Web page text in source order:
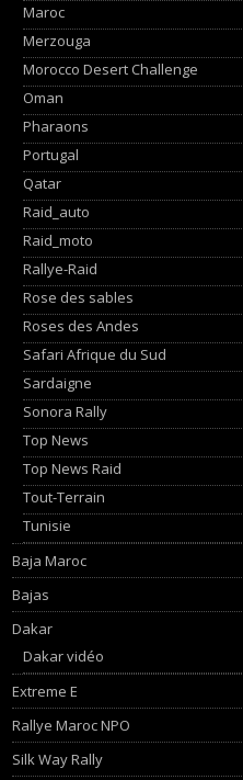
Maroc
Merzouga
Morocco Desert Challenge
Oman
Pharaons
Portugal
Qatar
Raid_auto
Raid_moto
Rallye-Raid
Rose des sables
Roses des Andes
Safari Afrique du Sud
Sardaigne
Sonora Rally
Top News
Top News Raid
Tout-Terrain
Tunisie
Baja Maroc
Bajas
Dakar
Dakar vidéo
Extreme E
Rallye Maroc NPO
Silk Way Rally